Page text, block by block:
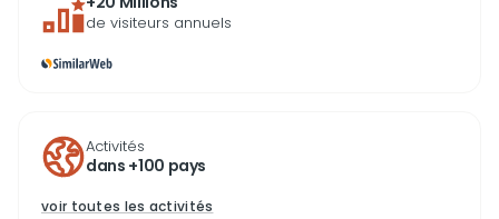
de visiteurs annuels
Activités
dans +100 pays
voir toutes les activités